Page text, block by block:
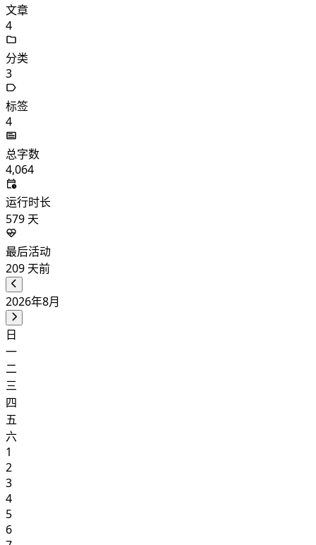
文章
4
分类
3
标签
4
总字数
4,064
运行时长
579 天
最后活动
209 天前
2026年8月
日
一
二
三
四
五
六
1
2
3
4
5
6